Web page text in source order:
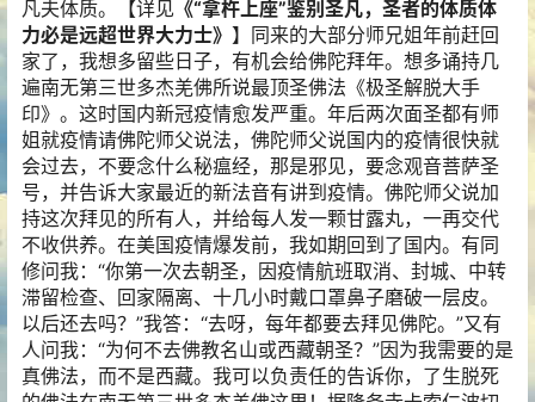
凡夫体质。【详见 《“拿杵上座”鉴别圣凡，圣者的体质体
力必是远超世界大力士》 】同来的大部分师兄姐年前赶回
家了，我想多留些日子，有机会给佛陀拜年。想多诵持几
遍南无第三世多杰羌佛所说最顶圣佛法《极圣解脱大手
印》。这时国内新冠疫情愈发严重。年后两次面圣都有师
姐就疫情请佛陀师父说法，佛陀师父说国内的疫情很快就
会过去，不要念什么秘瘟经，那是邪见，要念观音菩萨圣
号，并告诉大家最近的新法音有讲到疫情。佛陀师父说加
持这次拜见的所有人，并给每人发一颗甘露丸，一再交代
不收供养。在美国疫情爆发前，我如期回到了国内。有同
修问我：“你第一次去朝圣，因疫情航班取消、封城、中转
滞留检查、回家隔离、十几小时戴口罩鼻子磨破一层皮。
以后还去吗？”我答：“去呀，每年都要去拜见佛陀。”又有
人问我：“为何不去佛教名山或西藏朝圣？”因为我需要的是
真佛法，而不是西藏。我可以负责任的告诉你，了生脱死